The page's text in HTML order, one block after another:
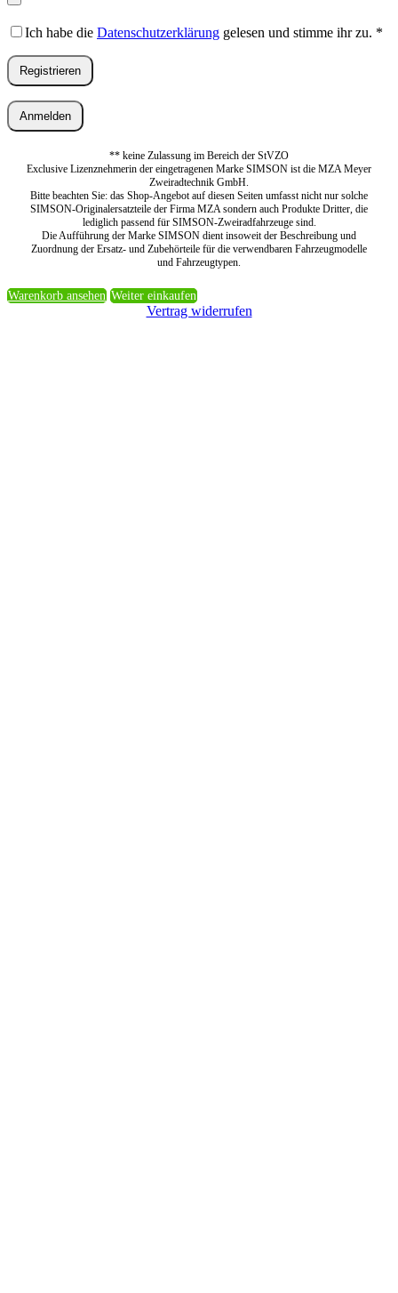
Ich habe die Datenschutzerklärung gelesen und stimme ihr zu. *
Registrieren
Anmelden
** keine Zulassung im Bereich der StVZO
Exclusive Lizenznehmerin der eingetragenen Marke SIMSON ist die MZA Meyer
Zweiradtechnik GmbH.
Bitte beachten Sie: das Shop-Angebot auf diesen Seiten umfasst nicht nur solche
SIMSON-Originalersatzteile der Firma MZA sondern auch Produkte Dritter, die
lediglich passend für SIMSON-Zweiradfahrzeuge sind.
Die Aufführung der Marke SIMSON dient insoweit der Beschreibung und
Zuordnung der Ersatz- und Zubehörteile für die verwendbaren Fahrzeugmodelle
und Fahrzeugtypen.
Warenkorb ansehen Weiter einkaufen
Vertrag widerrufen